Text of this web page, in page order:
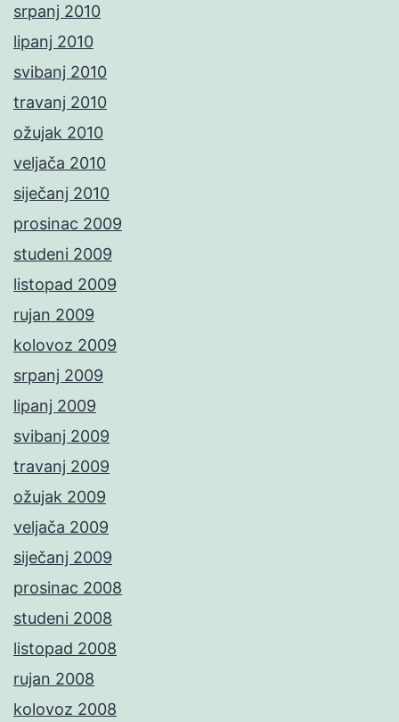
srpanj 2010
lipanj 2010
svibanj 2010
travanj 2010
ožujak 2010
veljača 2010
siječanj 2010
prosinac 2009
studeni 2009
listopad 2009
rujan 2009
kolovoz 2009
srpanj 2009
lipanj 2009
svibanj 2009
travanj 2009
ožujak 2009
veljača 2009
siječanj 2009
prosinac 2008
studeni 2008
listopad 2008
rujan 2008
kolovoz 2008